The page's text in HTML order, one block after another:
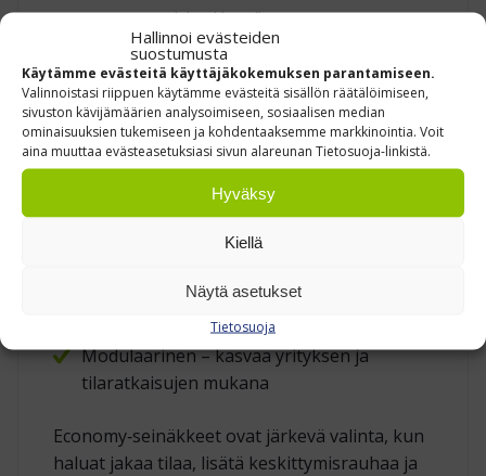
Hallinnoi evästeiden
suostumusta
Käytämme evästeitä käyttäjäkokemuksen parantamiseen.
Valinnoistasi riippuen käytämme evästeitä sisällön räätälöimiseen,
sivuston kävijämäärien analysoimiseen, sosiaalisen median
ominaisuuksien tukemiseen ja kohdentaaksemme markkinointia. Voit
aina muuttaa evästeasetuksiasi sivun alareunan Tietosuoja-linkistä.
Hyväksy
Kiellä
Näytä asetukset
Tietosuoja
800 × 1 600
pleksi‑ikkunalla
1 000 × 1 600
kangasverhoiltu
1 000 × 1 600
pleksi‑ikkunalla
Akustinen parannus – kankainen pinta
vaimentaa puheääniä
Modulaarinen – kasvaa yrityksen ja
tilaratkaisujen mukana
Economy‑seinäkkeet ovat järkevä valinta, kun
haluat jakaa tilaa, lisätä keskittymisrauhaa ja